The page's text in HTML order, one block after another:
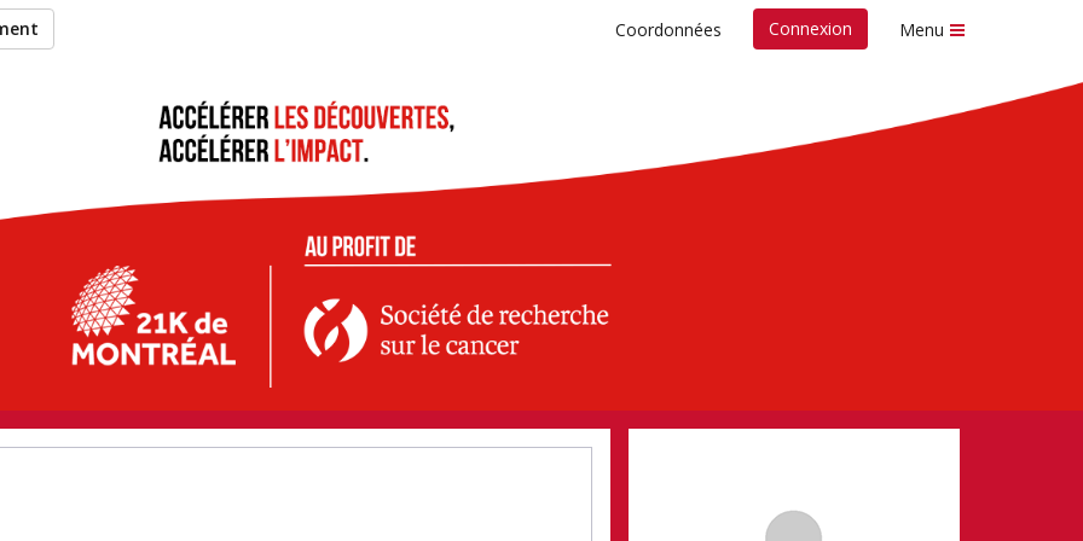
Coordonnées Connexion Menu
Gemma à recueillir des fonds
à l’événement 21K Nespresso de
Montréal 2026